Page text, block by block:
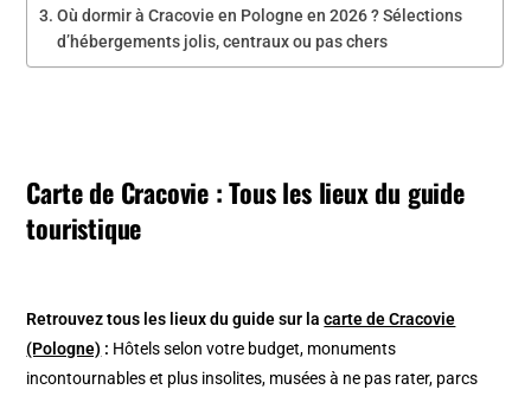
Où dormir à Cracovie en Pologne en 2026 ? Sélections
d’hébergements jolis, centraux ou pas chers
Carte de Cracovie : Tous les lieux du guide
touristique
Retrouvez tous les lieux du guide sur lacarte de Cracovie
(Pologne) : Hôtels selon votre budget, monuments
incontournables et plus insolites, musées à ne pas rater, parcs